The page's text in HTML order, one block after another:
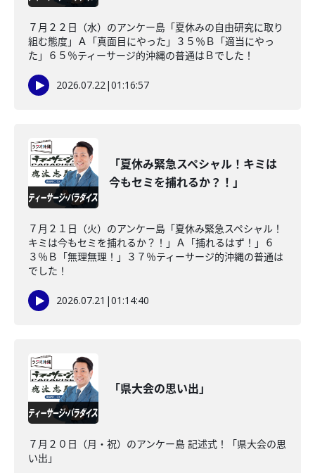
７月２２日（水）のアンケー島「夏休みの自由研究に取り
組む態度」Ａ「真面目にやった」３５％Ｂ「適当にやっ
た」６５％ティーサージ的沖縄の普通はＢでした！
2026.07.22|01:16:57
「夏休み緊急スペシャル！キミは
今もセミを捕れるか？！」
７月２１日（火）のアンケー島「夏休み緊急スペシャル！
キミは今もセミを捕れるか？！」Ａ「捕れるはず！」６
３％Ｂ「無理無理！」３７％ティーサージ的沖縄の普通は
でした！
2026.07.21 |01:14:40
「県大会の思い出」
７月２０日（月・祝）のアンケー島 記述式！「県大会の思
い出」